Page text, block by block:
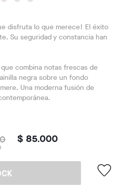
disfruta lo que merece! El éxito
Su seguridad y constancia han
combina notas frescas de
negra sobre un fondo
Una moderna fusión de
$ 85.000